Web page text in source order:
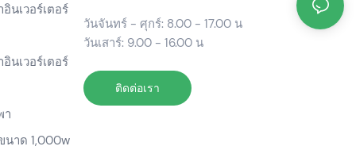
นเวอร์เตอร์
นเวอร์เตอร์
า
าด 1,000w
วันจันทร์ - ศุกร์: 8.00 - 17.00 น
วันเสาร์: 9.00 - 16.00 น
ติดต่อเรา